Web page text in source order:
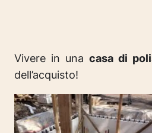
Vivere in unacasa di
dell’acquisto!